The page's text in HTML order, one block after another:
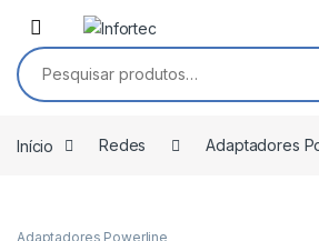
Saltar para navegação
Pular para o conteúdo
Pesquisar por:
Início Redes Adaptadores
Adaptadores Powerline